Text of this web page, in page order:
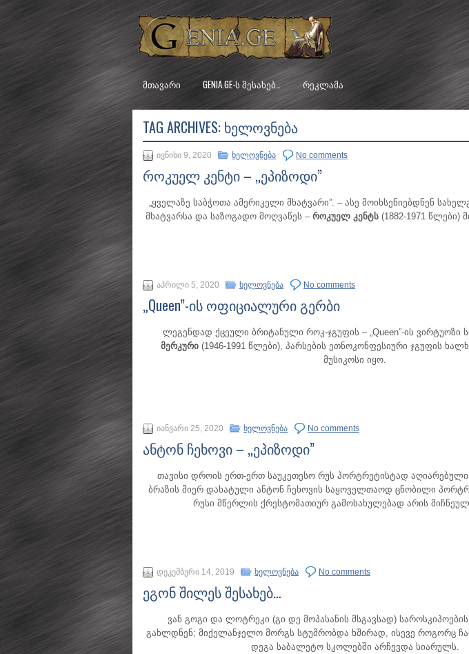
ᲛᲗᲐᲕᲐᲠᲘ GENIA.GE-Ს ᲨᲔᲡᲐᲮᲔᲑ… ᲠᲔᲙᲚᲐᲛᲐ
TAG ARCHIVES: ᲮᲔᲚᲝᲕᲜᲔᲑᲐ
ივნისი 9, 2020 ხელოვნება No comments
როკუელ კენტი – „ეპიზოდი”
„ყველაზე საბჭოთა ამერიკელი მხატვარი”. – ასე მოიხსენიებდნენ
მხატვარსა და საზოგადო მოღვაწეს – როკუელ კენტს (1882-1971 წლები)
აპრილი 5, 2020 ხელოვნება No comments
„Queen”-ის ოფიციალური გერბი
ლეგენდად ქცეული ბრიტანული როკ-ჯგუფის – „Queen”-ის ვირტუოზი
მერკური(1946-1991 წლები), პარსების ეთნოკონფესიური ჯგუფის
მუსიკოსი იყო.
იანვარი 25, 2020 ხელოვნება No comments
ანტონ ჩეხოვი – „ეპიზოდი”
თავისი დროის ერთ-ერთ საუკეთესო რუს პორტრეტისტად აღიარებული
ბრაზის მიერ დახატული ანტონ ჩეხოვის საყოველთაოდ ცნობილი
რუსი მწერლის ქრესტომათიურ გამოსახულებად არის
დეკემბერი 14, 2019 ხელოვნება No comments
ეგონ შილეს შესახებ…
ვან გოგი და ლოტრეკი (გი დე მოპასანის მსგავსად)
გახლდნენ; მიქელანჯელო მორგს სტუმრობდა ხშირად, ისევე როგორც
დეგა საბალეტო სკოლებში არჩევდა სიარულს.